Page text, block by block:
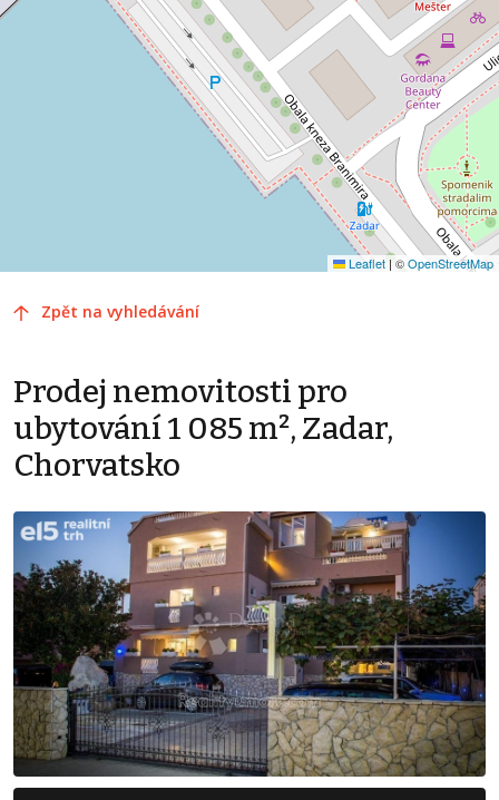
Leaflet | ©OpenStreetMap
Zpět na vyhledávání
Prodej nemovitosti pro
ubytování 1 085 m², Zadar,
Chorvatsko